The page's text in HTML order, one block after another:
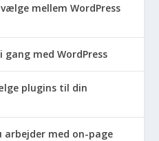
mellem WordPress
med WordPress
plugins til din
arbejder med on-page